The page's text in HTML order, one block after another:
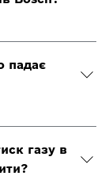
падає
газу в